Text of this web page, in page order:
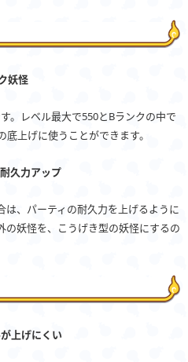
妖怪
。レベル最大で550とBランクの中で
上げに使うことができます。
久力アップ
は、パーティの耐久力を上げるように
の妖怪を、こうげき型の妖怪にするの
上げにくい